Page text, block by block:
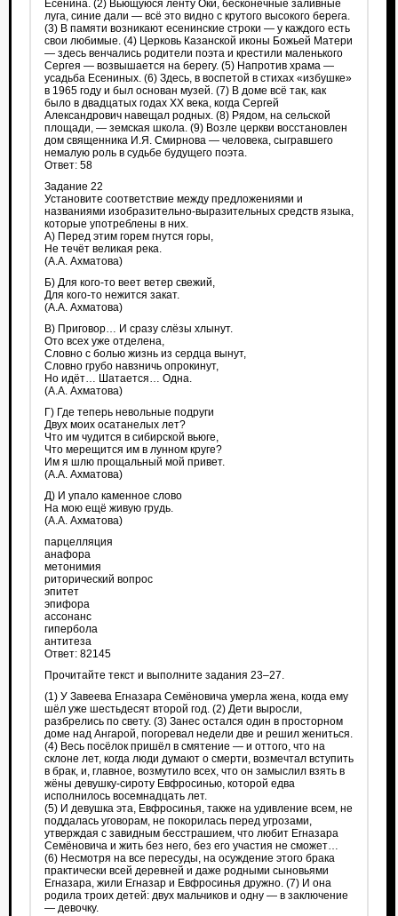
Есенина. (2) Вьющуюся ленту Оки, бесконечные заливные
луга, синие дали — всё это видно с крутого высокого берега.
(3) В памяти возникают есенинские строки — у каждого есть
свои любимые. (4) Церковь Казанской иконы Божьей Матери
— здесь венчались родители поэта и крестили маленького
Сергея — возвышается на берегу. (5) Напротив храма —
усадьба Есениных. (6) Здесь, в воспетой в стихах «избушке»
в 1965 году и был основан музей. (7) В доме всё так, как
было в двадцатых годах XX века, когда Сергей
Александрович навещал родных. (8) Рядом, на сельской
площади, — земская школа. (9) Возле церкви восстановлен
дом священника И.Я. Смирнова — человека, сыгравшего
немалую роль в судьбе будущего поэта.
Ответ: 58
Задание 22
Установите соответствие между предложениями и
названиями изобразительно-выразительных средств языка,
которые употреблены в них.
А) Перед этим горем гнутся горы,
Не течёт великая река.
(А.А. Ахматова)
Б) Для кого-то веет ветер свежий,
Для кого-то нежится закат.
(А.А. Ахматова)
В) Приговор… И сразу слёзы хлынут.
Ото всех уже отделена,
Словно с болью жизнь из сердца вынут,
Словно грубо навзничь опрокинут,
Но идёт… Шатается… Одна.
(А.А. Ахматова)
Г) Где теперь невольные подруги
Двух моих осатанелых лет?
Что им чудится в сибирской вьюге,
Что мерещится им в лунном круге?
Им я шлю прощальный мой привет.
(А.А. Ахматова)
Д) И упало каменное слово
На мою ещё живую грудь.
(А.А. Ахматова)
парцелляция
анафора
метонимия
риторический вопрос
эпитет
эпифора
ассонанс
гипербола
антитеза
Ответ: 82145
Прочитайте текст и выполните задания 23–27.
(1) У Завеева Егназарa Семёновича умерла жена, когда ему
шёл уже шестьдесят второй год. (2) Дети выросли,
разбрелись по свету. (3) Занес остался один в просторном
доме над Ангарой, погоревал недели две и решил жениться.
(4) Весь посёлок пришёл в смятение — и оттого, что на
склоне лет, когда люди думают о смерти, возмечтал вступить
в брак, и, главное, возмутило всех, что он замыслил взять в
жёны девушку-сироту Евфросинью, которой едва
исполнилось восемнадцать лет.
(5) И девушка эта, Евфросинья, также на удивление всем, не
поддалась уговорам, не покорилась перед угрозами,
утверждая с завидным бесстрашием, что любит Егназарa
Семёновича и жить без него, без его участия не сможет…
(6) Несмотря на все пересуды, на осуждение этого брака
практически всей деревней и даже родными сыновьями
Егназарa, жили Егназар и Евфросинья дружно. (7) И она
родила троих детей: двух мальчиков и одну — в заключение
— девочку.